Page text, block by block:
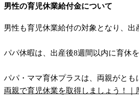
男性の育児休業給付金について
男性も育児休業給付の対象となり、
パパ休暇は、出産後8週間以内に育休
パパ・ママ育休プラスは、両親がとも
両親で育児休業を取得しましょう！｜